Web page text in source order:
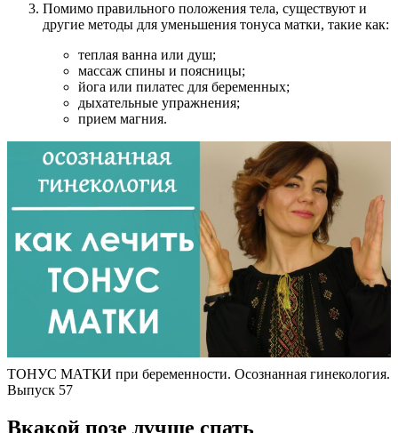
Помимо правильного положения тела, существуют и
другие методы для уменьшения тонуса матки, такие как:
теплая ванна или душ;
массаж спины и поясницы;
йога или пилатес для беременных;
дыхательные упражнения;
прием магния.
ТОНУС МАТКИ при беременности. Осознанная гинекология.
Выпуск 57
Вкакой позе лучше спать